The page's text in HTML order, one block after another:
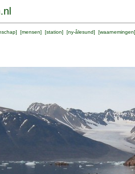
] [mensen] [station] [ny-ålesund] [waarnemingen